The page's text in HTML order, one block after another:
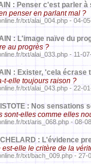
: Penser c'est parler à
penser en parlant mal ?
txt/alai_004.php - 04-
: L'image naïve du
au progrès ?
txt/alai_033.php - 11-
: Exister, 'cela écrase
t-elle toujours raison ?
txt/alai_043.php - 22-
: Nos sensations
sont-elles comme elles
txt/aris_068.php - 08-
: L'évidence
est-elle le critère de la
txt/bach_009.php - 27-